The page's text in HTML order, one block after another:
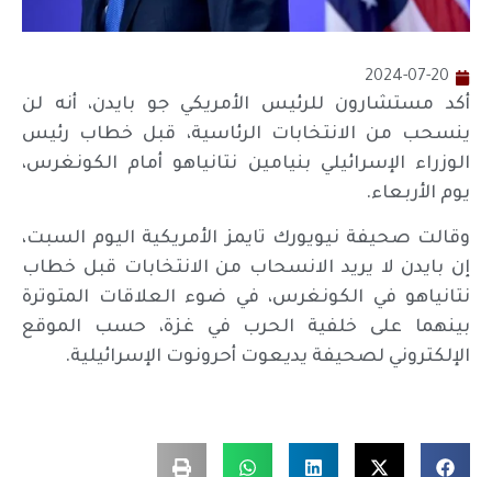
2024-07-20
أكد مستشارون للرئيس الأمريكي جو بايدن، أنه لن
ينسحب من الانتخابات الرئاسية، قبل خطاب رئيس
الوزراء الإسرائيلي بنيامين نتانياهو أمام الكونغرس،
يوم الأربعاء.
وقالت صحيفة نيويورك تايمز الأمريكية اليوم السبت،
إن بايدن لا يريد الانسحاب من الانتخابات قبل خطاب
نتانياهو في الكونغرس، في ضوء العلاقات المتوترة
بينهما على خلفية الحرب في غزة، حسب الموقع
الإلكتروني لصحيفة يديعوت أحرونوت الإسرائيلية.